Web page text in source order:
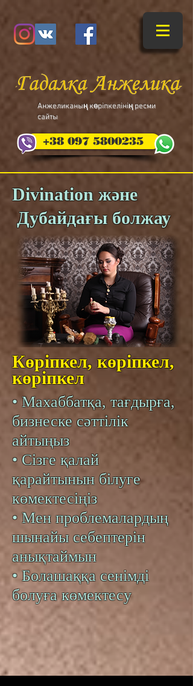
+38 097 5800235
​Анжеликаның көріпкелінің ресми
сайты
Divination және
Дубайдағы болжау
Көріпкел, көріпкел,
көріпкел
• Махаббатқа, тағдырға,
бизнеске сәттілік
айтыңыз
• Сізге қалай
қарайтынын білуге
көмектесіңіз
• Мен проблемалардың
шынайы себептерін
анықтаймын
• Болашаққа сенімді
болуға көмектесу